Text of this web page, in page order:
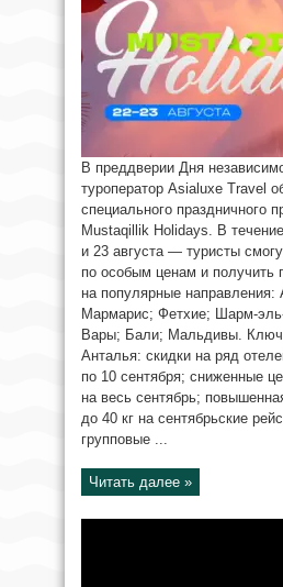
В преддверии Дня
туроператор Asialuxe Travel
специального праздничного
Mustaqillik Holidays. В
и 23 августа — туристы
по особым ценам и получить
на популярные
Мармарис; Фетхие; Шарм-
Вары; Бали; Мальдивы.
Анталья: скидки на ряд
по 10 сентября; сниженные
на весь сентябрь;
до 40 кг на сентябрьские
групповые ...
Читать далее »